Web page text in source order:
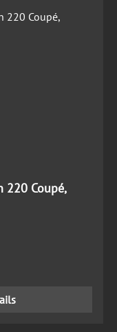
220 Coupé,